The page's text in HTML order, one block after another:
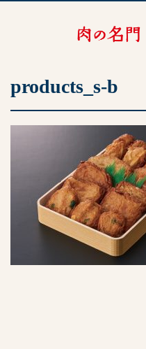
products_s-b